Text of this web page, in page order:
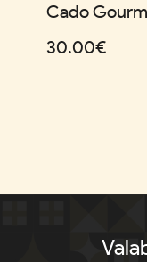
Cado
30.00€